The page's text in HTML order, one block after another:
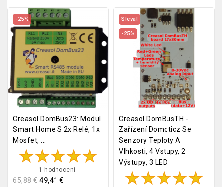
Creasol DomBus23: Modul
Smart Home S 2x Relé, 1x
Mosfet, ...
1 hodnocení
65,88 € 49,41 €
-25%
Creasol DomBusTH -
Zařízení Domoticz Se
Senzory Teploty A
Vlhkosti, 4 Vstupy, 2
Výstupy, 3 LED
Sleva!
-25%